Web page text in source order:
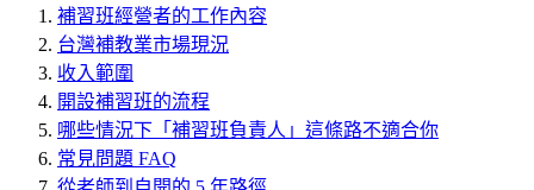
補習班經營者的工作內容
台灣補教業市場現況
收入範圍
開設補習班的流程
哪些情況下「補習班負責人」這條路不適合你
常見問題 FAQ